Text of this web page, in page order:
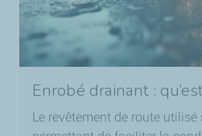
Enrobé drainant :
Le revêtement de route